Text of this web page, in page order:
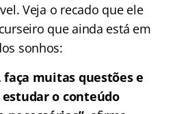
Veja o recado que ele
que ainda está em
sonhos:
muitas questões e
o conteúdo